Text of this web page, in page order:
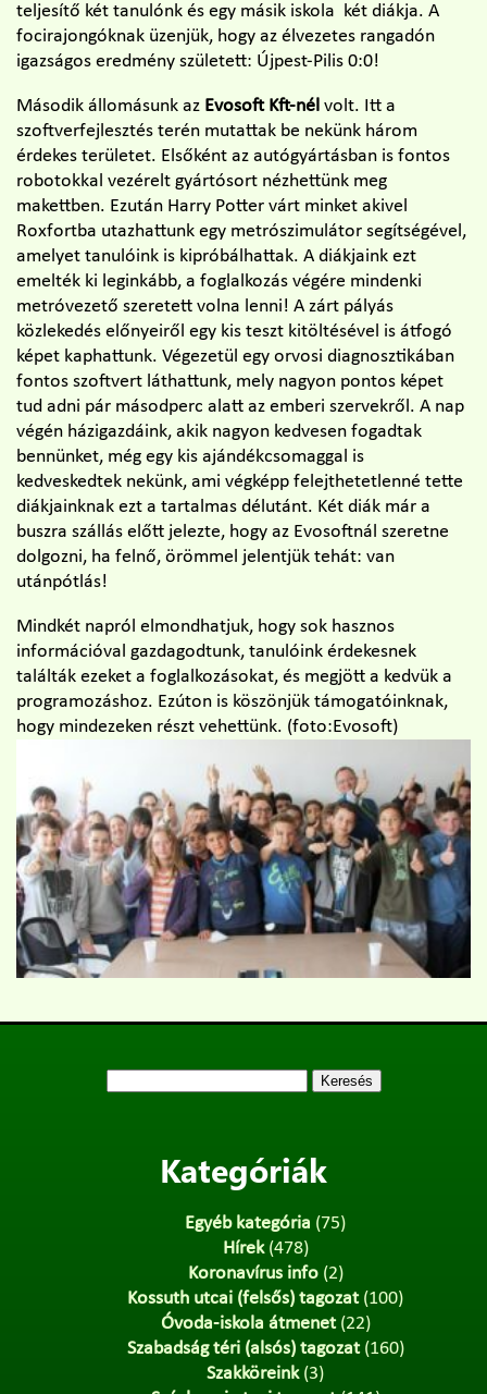
teljesítő két tanulónk és egy másik iskola két diákja. A
focirajongóknak üzenjük, hogy az élvezetes rangadón
igazságos eredmény született: Újpest-Pilis 0:0!
Második állomásunk az Evosoft Kft-nél volt. Itt a
szoftverfejlesztés terén mutattak be nekünk három
érdekes területet. Elsőként az autógyártásban is fontos
robotokkal vezérelt gyártósort nézhettünk meg
makettben. Ezután Harry Potter várt minket akivel
Roxfortba utazhattunk egy metrószimulátor segítségével,
amelyet tanulóink is kipróbálhattak. A diákjaink ezt
emelték ki leginkább, a foglalkozás végére mindenki
metróvezető szeretett volna lenni! A zárt pályás
közlekedés előnyeiről egy kis teszt kitöltésével is átfogó
képet kaphattunk. Végezetül egy orvosi diagnosztikában
fontos szoftvert láthattunk, mely nagyon pontos képet
tud adni pár másodperc alatt az emberi szervekről. A nap
végén házigazdáink, akik nagyon kedvesen fogadtak
bennünket, még egy kis ajándékcsomaggal is
kedveskedtek nekünk, ami végképp felejthetetlenné tette
diákjainknak ezt a tartalmas délutánt. Két diák már a
buszra szállás előtt jelezte, hogy az Evosoftnál szeretne
dolgozni, ha felnő, örömmel jelentjük tehát: van
utánpótlás!
Mindkét napról elmondhatjuk, hogy sok hasznos
információval gazdagodtunk, tanulóink érdekesnek
találták ezeket a foglalkozásokat, és megjött a kedvük a
programozáshoz. Ezúton is köszönjük támogatóinknak,
hogy mindezeken részt vehettünk. (foto:Evosoft)
Kategóriák
Egyéb kategória (75)
Hírek(478)
Koronavírus info(2)
Kossuth utcai (felsős) tagozat(100)
Óvoda-iskola átmenet(22)
Szabadság téri (alsós) tagozat(160)
Szakköreink(3)